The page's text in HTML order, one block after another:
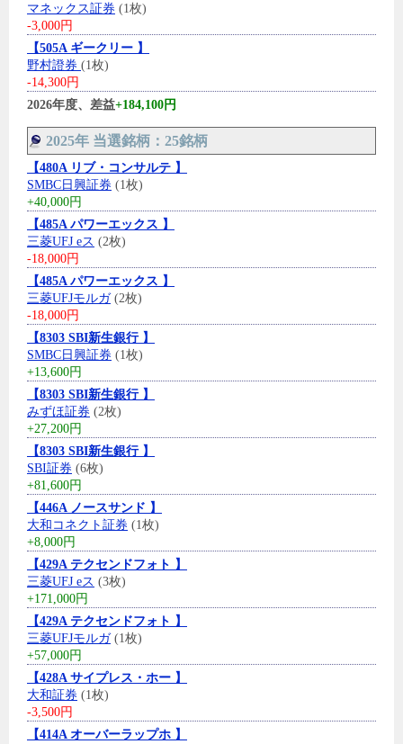
マネックス証券 (1枚)
-3,000円
【505A ギークリー 】
野村證券 (1枚)
-14,300円
2026年度、差益+184,100円
2025年 当選銘柄：25銘柄
【480A リブ・コンサルテ 】
SMBC日興証券 (1枚)
+40,000円
【485A パワーエックス 】
三菱UFJ eス (2枚)
-18,000円
【485A パワーエックス 】
三菱UFJモルガ(2枚)
-18,000円
【8303 SBI新生銀行 】
SMBC日興証券 (1枚)
+13,600円
【8303 SBI新生銀行 】
みずほ証券 (2枚)
+27,200円
【8303 SBI新生銀行 】
SBI証券 (6枚)
+81,600円
【446A ノースサンド 】
大和コネクト証券 (1枚)
+8,000円
【429A テクセンドフォト 】
三菱UFJ eス (3枚)
+171,000円
【429A テクセンドフォト 】
三菱UFJモルガ(1枚)
+57,000円
【428A サイプレス・ホー 】
大和証券 (1枚)
-3,500円
【414A オーバーラップホ 】